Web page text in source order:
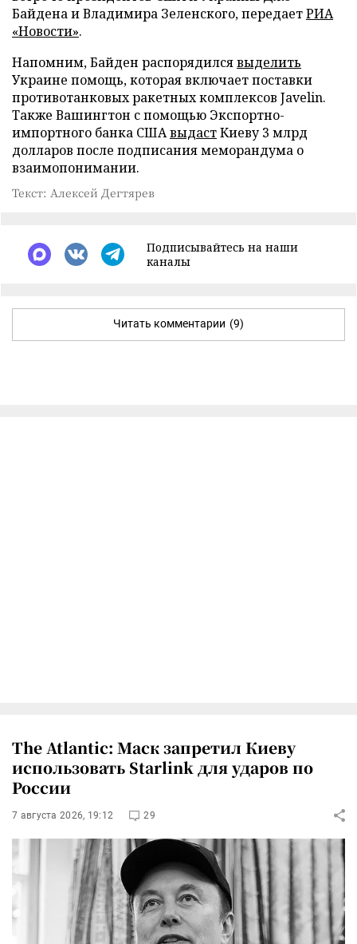
Байдена и Владимира Зеленского, передаетРИА
«Новости».
Напомним, Байден распорядилсявыделить
Украине помощь, которая включает поставки
противотанковых ракетных комплексов Javelin.
Также Вашингтон с помощью Экспортно-
импортного банка СШАвыдастКиеву 3 млрд
долларов после подписания меморандума о
взаимопонимании.
Текст: Алексей Дегтярев
Подписывайтесь на наши
каналы
Читать комментарии (9)
The Atlantic: Маск запретил Киеву
использовать Starlink для ударов по
России
7 августа 2026, 19:12 29